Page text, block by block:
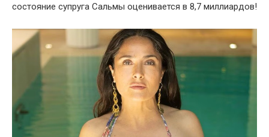
состояние супруга Сальмы оценивается в 8,7 миллиардов!